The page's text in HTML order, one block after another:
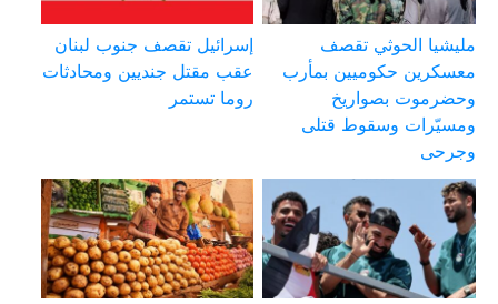
مليشيا الحوثي تقصف
معسكرين حكوميين بمأرب
وحضرموت بصواريخ
ومسيّرات وسقوط قتلى
وجرحى
إسرائيل تقصف جنوب لبنان
عقب مقتل جنديين ومحادثات
روما تستمر